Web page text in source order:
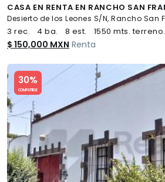
3 rec. 4 ba. 8 est. 1550 mts. terreno.
$ 150,000 MXN Renta
30%
COMPATIBLE
Slide 1 of 5